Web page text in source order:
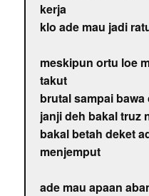
kerja
klo ade mau jadi
meskipun ortu loe
takut
brutal sampai
janji deh bakal truz
bakal betah deket
menjemput
ade mau apaan